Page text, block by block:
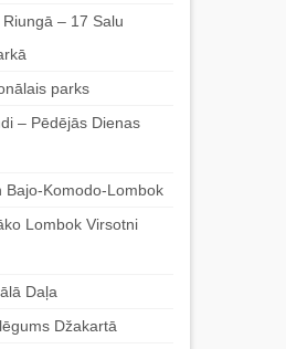
– 17 Salu
parks
– Pēdējās Dienas
Bajo-Komodo-Lombok
Lombok Virsotni
Daļa
Džakartā